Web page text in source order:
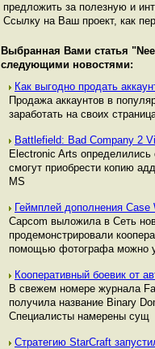
предложить за полезную и
Ссылку на Ваш проект, как
Выбранная Вами статья "
следующими новостями:
Как выгодно продать
Продажа аккаунтов в
заработать на своих
Battlefield: Bad Company 2
Electronic Arts
смогут приобрести копию
MS
Геймплей дополнения
Capcom выложила в Сеть
продемонстрировали
помощью фотографа можно
Кооперативный боевик от
В свежем номере журнала
получила название Binary
Специалисты намерены сущ
Стратегию StarCraft